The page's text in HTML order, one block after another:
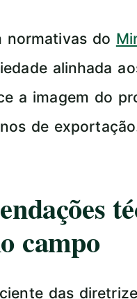
normativas do
alinhada
a imagem do
de
campo
das